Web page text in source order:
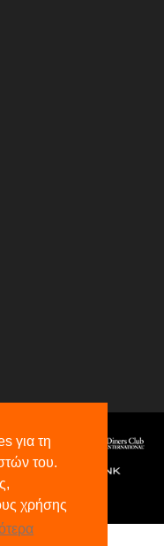
για τη
του.
χρήσης